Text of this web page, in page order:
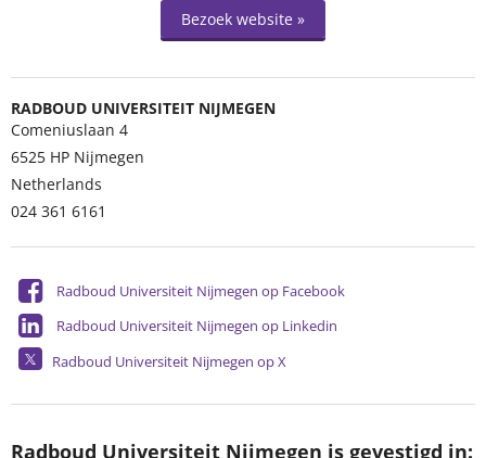
Bezoek website »
RADBOUD UNIVERSITEIT NIJMEGEN
Comeniuslaan 4
6525 HP Nijmegen
Netherlands
024 361 6161
Radboud Universiteit Nijmegen op Facebook
Radboud Universiteit Nijmegen op Linkedin
Radboud Universiteit Nijmegen op X
Radboud Universiteit Nijmegen is gevestigd in: